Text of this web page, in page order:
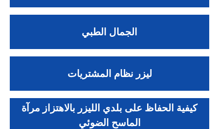
الجمال الطبي
ليزر نظام المشتريات
كيفية الحفاظ على بلدي الليزر بالاهتزاز مرآة
الماسح الضوئي